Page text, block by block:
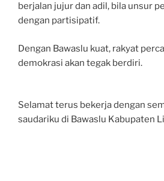
berjalan jujur dan adil, bila unsur
dengan partisipatif.
Dengan Bawaslu kuat, rakyat
demokrasi akan tegak berdiri.
Selamat terus bekerja dengan
saudariku di Bawaslu Kabupaten